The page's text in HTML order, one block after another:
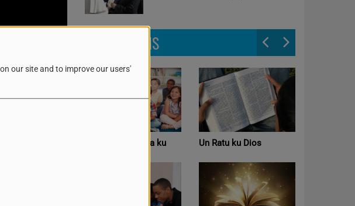
our site and to improve our users'
ta e kriteria
PROGRAMS
Espasio di mucha ku
Un Ratu ku Dios